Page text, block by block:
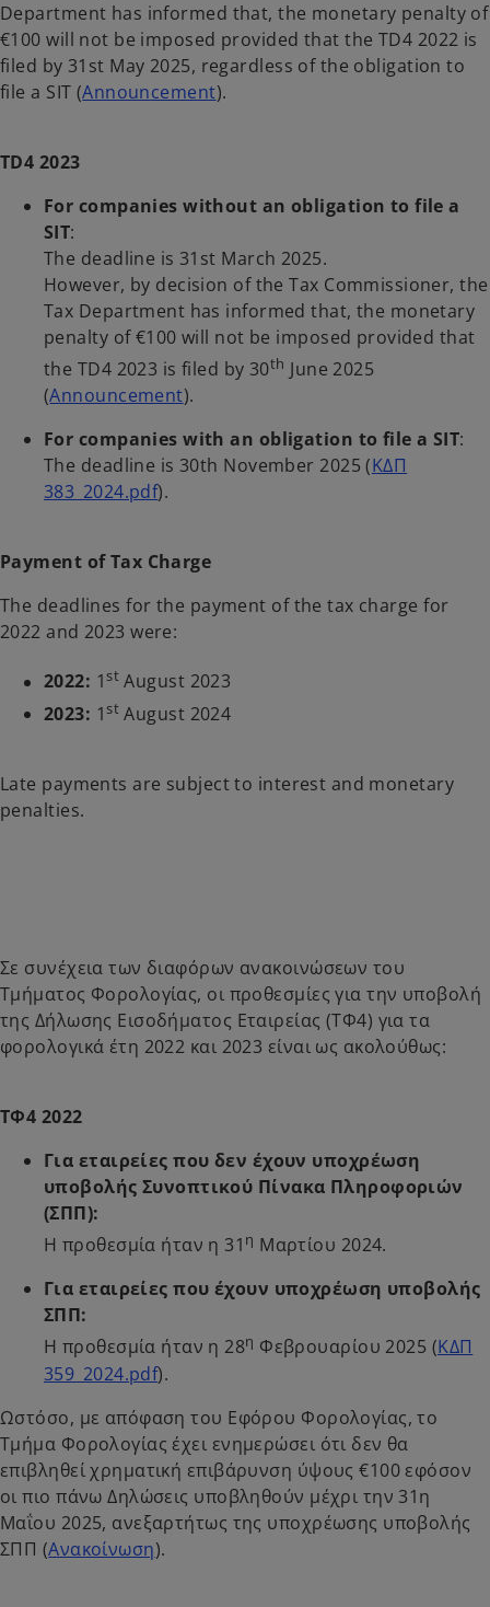
Department has informed that, the monetary penalty of
€100 will not be imposed provided that the TD4 2022 is
filed by 31st May 2025, regardless of the obligation to
file a SIT (Announcement).
TD4 2023
For companies without an obligation to file a
SIT:
The deadline is 31st March 2025.
However, by decision of the Tax Commissioner, the
Tax Department has informed that, the monetary
penalty of €100 will not be imposed provided that
the TD4 2023 is filed by 30th June 2025
(Announcement).
For companies with an obligation to file a SIT:
The deadline is 30th November 2025 (ΚΔΠ
383_2024.pdf).
Payment of Tax Charge
The deadlines for the payment of the tax charge for
2022 and 2023 were:
2022: 1stAugust 2023
2023: 1stAugust 2024
Late payments are subject to interest and monetary
penalties.
Σε συνέχεια των διαφόρων ανακοινώσεων του
Τμήματος Φορολογίας, οι προθεσμίες για την υποβολή
της Δήλωσης Εισοδήματος Εταιρείας (ΤΦ4) για τα
φορολογικά έτη 2022 και 2023 είναι ως ακολούθως:
ΤΦ4 2022
Για εταιρείες που δεν έχουν υποχρέωση
υποβολής Συνοπτικού Πίνακα Πληροφοριών
(ΣΠΠ):
Η προθεσμία ήταν η 31 η Μαρτίου 2024.
Για εταιρείες που έχουν υποχρέωση υποβολής
ΣΠΠ:
Η προθεσμία ήταν η 28η Φεβρουαρίου 2025 (ΚΔΠ
359_2024.pdf).
Ωστόσο, με απόφαση του Εφόρου Φορολογίας, το
Τμήμα Φορολογίας έχει ενημερώσει ότι δεν θα
επιβληθεί χρηματική επιβάρυνση ύψους €100 εφόσον
οι πιο πάνω Δηλώσεις υποβληθούν μέχρι την 31η
Μαΐου 2025, ανεξαρτήτως της υποχρέωσης υποβολής
ΣΠΠ (Ανακοίνωση).